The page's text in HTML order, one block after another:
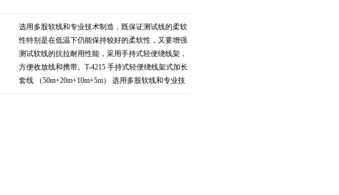
选用多股软线和专业技术制造，既保证测试线的柔软
性特别是在低温下仍能保持较好的柔软性，又要增强
测试软线的抗拉耐用性能，采用手持式轻便绕线架，
方便收放线和携带。T-4215 手持式轻便绕线架式加长
套线 （50m+20m+10m+5m） 选用多股软线和专业技
术制造，既保证测试线的柔软性特别是在低温下仍能